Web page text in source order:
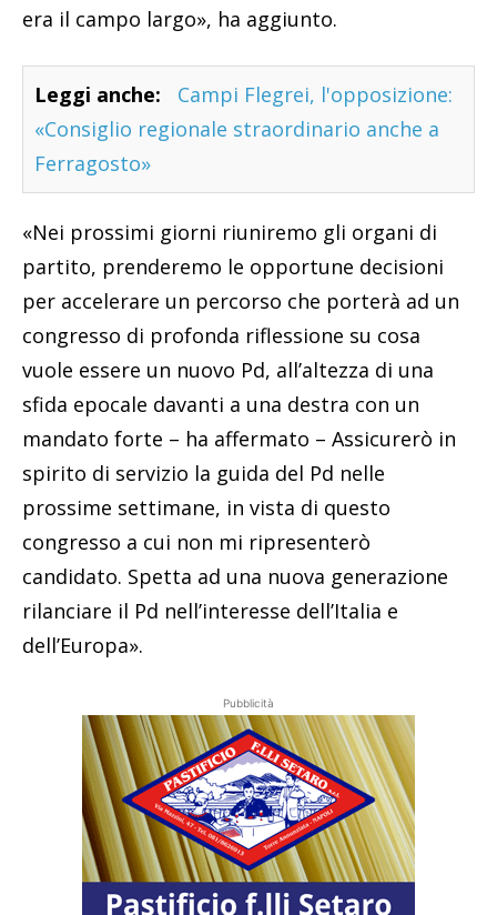
era il campo largo», ha aggiunto.
Leggi anche:
Campi Flegrei, l'opposizione:
«Consiglio regionale straordinario anche a
Ferragosto»
«Nei prossimi giorni riuniremo gli organi di
partito, prenderemo le opportune decisioni
per accelerare un percorso che porterà ad un
congresso di profonda riflessione su cosa
vuole essere un nuovo Pd, all’altezza di una
sfida epocale davanti a una destra con un
mandato forte – ha affermato – Assicurerò in
spirito di servizio la guida del Pd nelle
prossime settimane, in vista di questo
congresso a cui non mi ripresenterò
candidato. Spetta ad una nuova generazione
rilanciare il Pd nell’interesse dell’Italia e
dell’Europa».
Pubblicità